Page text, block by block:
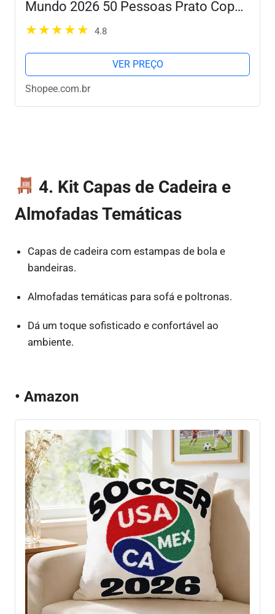
Mundo 2026 50 Pessoas Prato Copo
Guardanapo e Garfo
4.8
VER PREÇO
Shopee.com.br
4. Kit Capas de Cadeira e
Almofadas Temáticas
Capas de cadeira com estampas de bola e
bandeiras.
Almofadas temáticas para sofá e poltronas.
Dá um toque sofisticado e confortável ao
ambiente.
• Amazon